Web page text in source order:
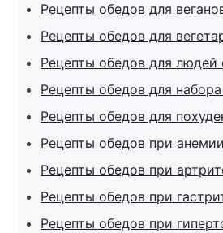
Рецепты обедов для
Рецепты обедов для
Рецепты обедов для людей
Рецепты обедов для набора
Рецепты обедов для
Рецепты обедов при анемии
Рецепты обедов при
Рецепты обедов при
Рецепты обедов при